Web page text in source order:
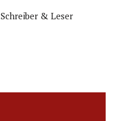
Schreiber & Leser